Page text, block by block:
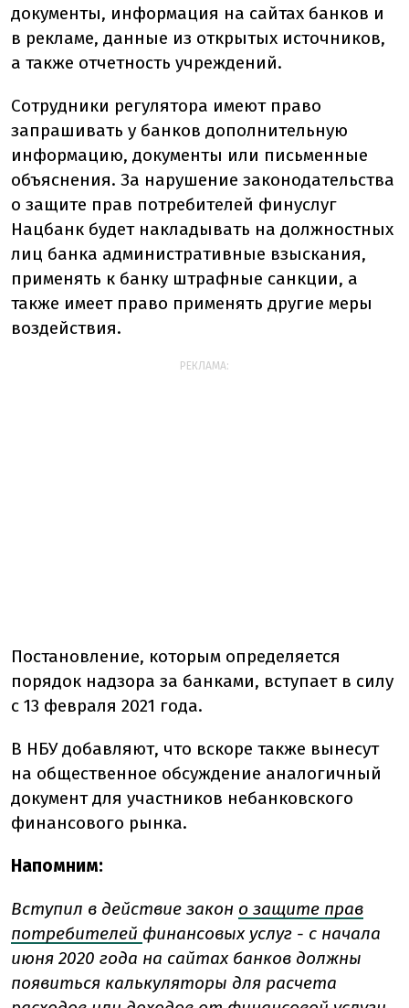
документы, информация на сайтах банков и
в рекламе, данные из открытых источников,
а также отчетность учреждений.
Сотрудники регулятора имеют право
запрашивать у банков дополнительную
информацию, документы или письменные
объяснения. За нарушение законодательства
о защите прав потребителей финуслуг
Нацбанк будет накладывать на должностных
лиц банка административные взыскания,
применять к банку штрафные санкции, а
также имеет право применять другие меры
воздействия.
РЕКЛАМА:
Постановление, которым определяется
порядок надзора за банками, вступает в силу
с 13 февраля 2021 года.
В НБУ добавляют, что вскоре также вынесут
на общественное обсуждение аналогичный
документ для участников небанковского
финансового рынка.
Напомним:
Вступил в действие закон о защите прав
потребителей финансовых услуг - с начала
июня 2020 года на сайтах банков должны
появиться калькуляторы для расчета